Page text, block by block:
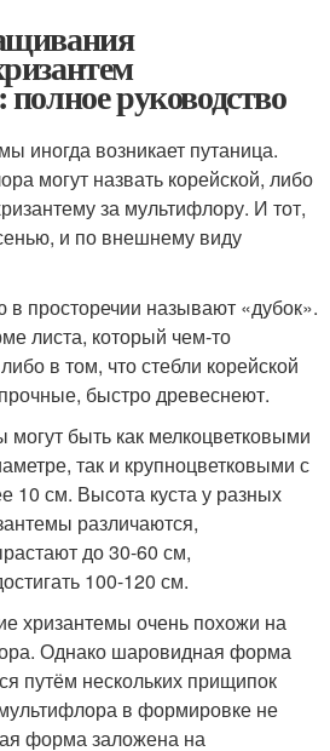
руководство
иногда возникает путаница.
могут назвать корейской, либо
за мультифлору. И тот,
и по внешнему виду
в просторечии называют «дубок».
листа, который чем-то
в том, что стебли корейской
быстро древеснеют.
могут быть как мелкоцветковыми
так и крупноцветковыми с
10 см. Высота куста у разных
различаются,
до 30-60 см,
100-120 см.
хризантемы очень похожи на
Однако шаровидная форма
путём нескольких прищипок
в формировке не
форма заложена на